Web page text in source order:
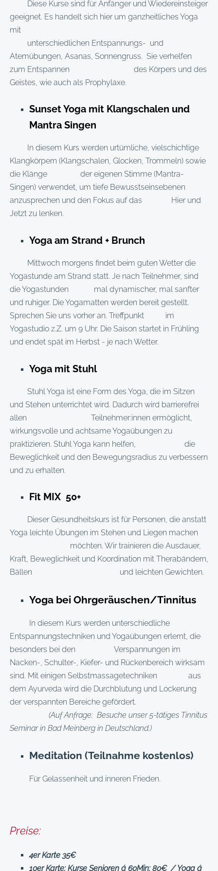
Diese Kurse sind für Anfänger und Wiedereinsteiger
geeignet. Es handelt sich hier um ganzheitliches Yoga
mit
unterschiedlichen Entspannungs- und
Atemübungen, Asanas, Sonnengruss. Sie verhelfen
zum Entspannen des Körpers und des
Geistes, wie auch als Prophylaxe.
Sunset Yoga mit Klangschalen und
Mantra Singen
In diesem Kurs werden urtümliche, vielschichtige
Klangkörpern (Klangschalen, Glocken, Trommeln) sowie
die Klänge der eigenen Stimme (Mantra-
Singen) verwendet, um tiefe Bewusstseinsebenen
anzusprechen und den Fokus auf das Hier und
Jetzt zu lenken.
Yoga am Strand + Brunch
Mittwoch morgens findet beim guten Wetter die
Yogastunde am Strand statt. Je nach Teilnehmer, sind
die Yogastunden mal dynamischer, mal sanfter
und ruhiger. Die Yogamatten werden bereit gestellt.
Sprechen Sie uns vorher an. Treffpunkt im
Yogastudio z.Z. um 9 Uhr. Die Saison startet in Frühling
und endet spät im Herbst - je nach Wetter.
Yoga mit Stuhl
Stuhl Yoga ist eine Form des Yoga, die im Sitzen
und Stehen unterrichtet wird. Dadurch wird barrierefrei
allen Teilnehmer:innen ermöglicht,
wirkungsvolle und achtsame Yogaübungen zu
praktizieren. Stuhl Yoga kann helfen, die
Beweglichkeit und den Bewegungsradius zu verbessern
und zu erhalten.
Fit MIX 50+
Dieser Gesundheitskurs ist für Personen, die anstatt
Yoga leichte Übungen im Stehen und Liegen machen
möchten. Wir trainieren die Ausdauer,
Kraft, Beweglichkeit und Koordination mit Therabändern,
Bällen und leichten Gewichten.
Yoga bei Ohrgeräuschen/Tinnitus
In diesem Kurs werden unterschiedliche
Entspannungstechniken und Yogaübungen erlernt, die
besonders bei den Verspannungen im
Nacken-, Schulter-, Kiefer- und Rückenbereich wirksam
sind. Mit einigen Selbstmassagetechniken aus
dem Ayurveda wird die Durchblutung und Lockerung
der verspannten Bereiche gefördert.
(Auf Anfrage: Besuche unser 5-tätiges Tinnitus
Seminar in Bad Meinberg in Deutschland.)
Meditation (Teilnahme kostenlos)
Für Gelassenheit und inneren Frieden.
Preise:
4er Karte 35€
10er Karte: Kurse Senioren á 60Min: 80€ / Yoga á